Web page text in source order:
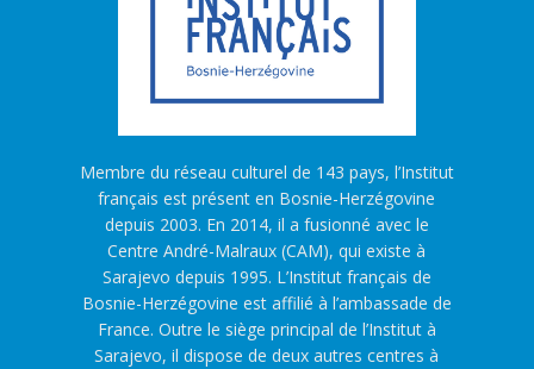
Membre du réseau culturel de 143 pays, l’Institut
français est présent en Bosnie-Herzégovine
depuis 2003. En 2014, il a fusionné avec le
Centre André-Malraux (CAM), qui existe à
Sarajevo depuis 1995. L’Institut français de
Bosnie-Herzégovine est affilié à l’ambassade de
France. Outre le siège principal de l’Institut à
Sarajevo, il dispose de deux autres centres à